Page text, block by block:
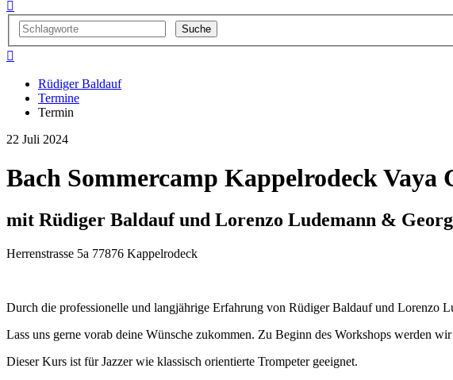


Rüdiger Baldauf
Termine
Termin
22 Juli 2024
Bach Sommercamp Kappelrodeck Vaya
mit Rüdiger Baldauf und Lorenzo Ludemann &
Herrenstrasse 5a 77876 Kappelrodeck
Durch die professionelle und langjährige Erfahrung von Rüdiger Baldauf und Lorenzo
Lass uns gerne vorab deine Wünsche zukommen. Zu Beginn des Workshops werden
Dieser Kurs ist für Jazzer wie klassisch orientierte Trompeter geeignet.